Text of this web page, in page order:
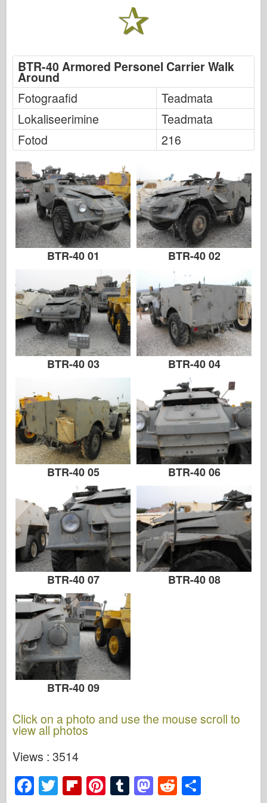
BTR-40 Armored Personel Carrier Walk
Around
Fotograafid
Teadmata
Lokaliseerimine
Teadmata
Fotod
216
BTR-40 01 BTR-40 02
BTR-40 03 BTR-40 04
BTR-40 05 BTR-40 06
BTR-40 07 BTR-40 08
BTR-40 09
Click on a photo and use the mouse scroll to
view all photos
Views : 3514
F T Fl Pi T M R